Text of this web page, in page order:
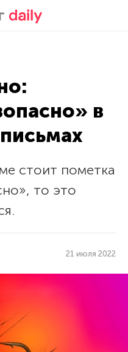
в
стоит пометка
то это
21 июля 2022